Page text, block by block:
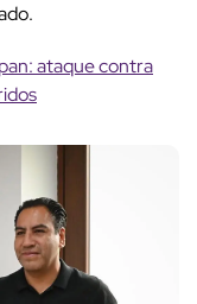
ataque contra